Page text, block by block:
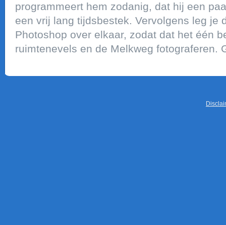
programmeert hem zodanig, dat hij een
een vrij lang tijdsbestek. Vervolgens leg je
Photoshop over elkaar, zodat dat het één
ruimtenevels en de Melkweg fotograferen.